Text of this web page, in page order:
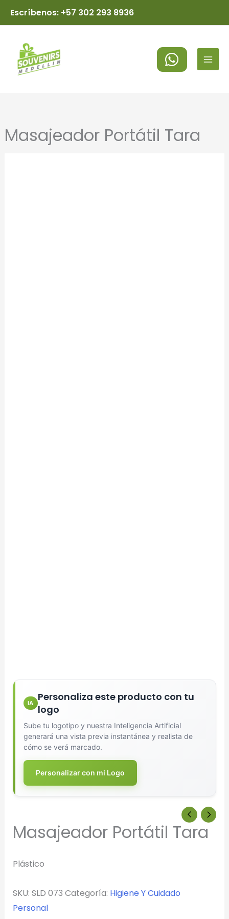
Escríbenos: +57 302 293 8936
Masajeador Portátil Tara
IA
Personaliza este producto con tu
logo
Sube tu logotipo y nuestra Inteligencia Artificial
generará una vista previa instantánea y realista de
cómo se verá marcado.
Personalizar con mi Logo
Masajeador Portátil Tara
Plástico
SKU: SLD 073 Categoría: Higiene Y Cuidado
Personal